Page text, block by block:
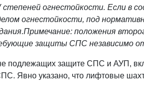
степеней огнестойкости. Если
огнестойкости, под
Примечание: положения
защиты СПС независимо
подлежащих защите СПС и АУП,
Явно указано, что лифтовые